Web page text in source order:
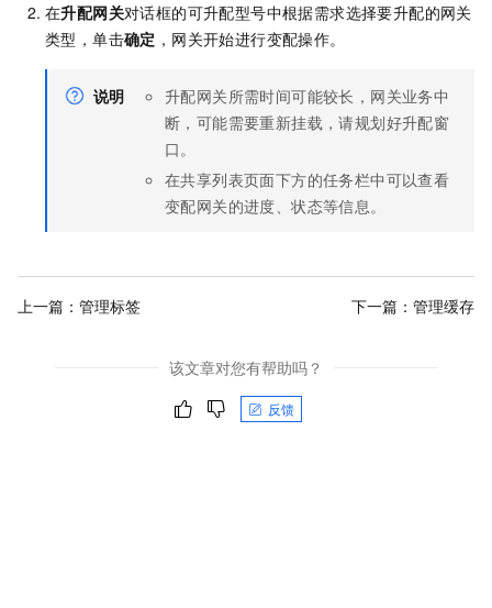
在升配网关对话框的可升配型号中根据需求选择要升配的网关
类型，单击确定 ，网关开始进行变配操作。
说明
升配网关所需时间可能较长，网关业务中
断，可能需要重新挂载，请规划好升配窗
口。
在共享列表页面下方的任务栏中可以查看
变配网关的进度、状态等信息。
上一篇： 管理标签 下一篇： 管理缓存
该文章对您有帮助吗？
反馈